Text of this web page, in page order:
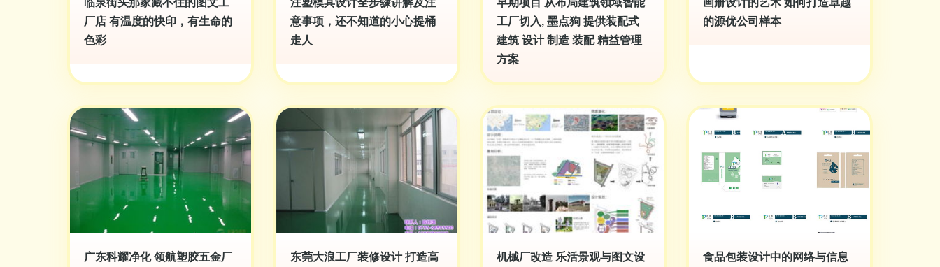
临泉街头那家藏不住的图文工
厂店 有温度的快印，有生命的
色彩
注塑模具设计全步骤讲解及注
意事项，还不知道的小心提桶
走人
早期项目 从布局建筑领域智能
工厂切入, 墨点狗 提供装配式
建筑 设计 制造 装配 精益管理
方案
画册设计的艺术 如何打造卓越
的源优公司样本
广东科耀净化 领航塑胶五金厂
东莞大浪工厂装修设计 打造高
机械厂改造 乐活景观与图文设
食品包装设计中的网络与信息